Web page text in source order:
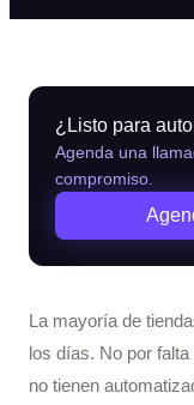
La mayoría de
los días. No por
no tienen
¿Listo para
Agenda una
compromiso.